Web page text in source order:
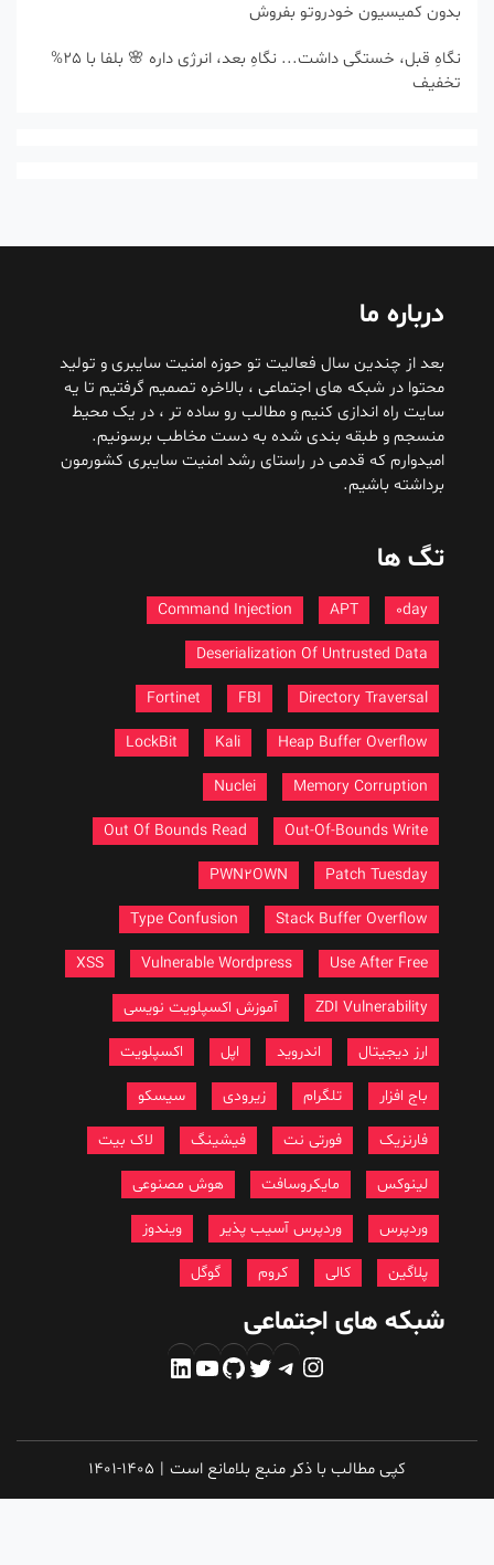
بدون کمیسیون خودروتو بفروش
نگاهِ قبل، خستگی داشت... نگاهِ بعد، انرژی داره 🌸 بلفا با 25%
تخفیف
درباره ما
بعد از چندین سال فعالیت تو حوزه امنیت سایبری و تولید
محتوا در شبکه های اجتماعی ، بالاخره تصمیم گرفتیم تا یه
سایت راه اندازی کنیم و مطالب رو ساده تر ، در یک محیط
منسجم و طبقه بندی شده به دست مخاطب برسونیم.
امیدوارم که قدمی در راستای رشد امنیت سایبری کشورمون
برداشته باشیم.
تگ ها
Command Injection
Deserialization Of Untrusted Data
Directory Traversal
Fortinet
Heap Buffer Overflow
LockBit
Memory Corruption
Nuclei
Out-Of-Bounds Write
Out Of Bounds Read
Patch Tuesday
PWN2OWN
Stack Buffer Overflow
Type Confusion
Use After Free
Vulnerable Wordpress
ZDI Vulnerability آموزش اکسپلویت نویسی
ارز دیجیتال اندروید اکسپلویت
باج افزار تلگرام زیرودی سیسکو
فارنزیک فورتی نت فیشینگ لاک بیت
لینوکس مایکروسافت هوش مصنوعی
وردپرس وردپرس آسیب پذیر ویندوز
پلاگین
شبکه های اجتماعی
اینستاگرم
تلگرام
توییتر
گیت‌هاب
یوتیوب
لینکداین
کپی مطالب با ذکر منبع بلامانع است |
1401-1405